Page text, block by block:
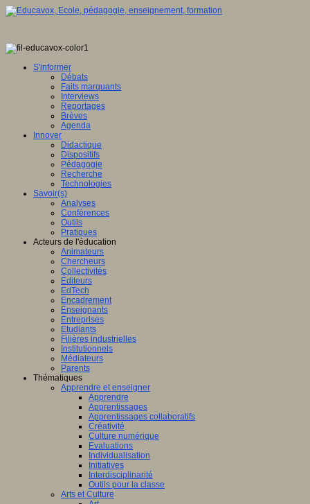
S'informer
Débats
Faits marquants
Interviews
Reportages
Brèves
Agenda
Innover
Didactique
Dispositifs
Pédagogie
Recherche
Technologies
Savoir(s)
Analyses
Conférences
Outils
Pratiques
Acteurs de l'éducation
Animateurs
Chercheurs
Collectivités
Editeurs
EdTech
Encadrement
Enseignants
Entreprises
Etudiants
Filières industrielles
Institutionnels
Médiateurs
Parents
Thématiques
Apprendre et enseigner
Apprendre
Apprentissages
Apprentissages collaboratifs
Créativité
Culture numérique
Evaluations
Individualisation
Initiatives
Interdisciplinarité
Outils pour la classe
Arts et Culture